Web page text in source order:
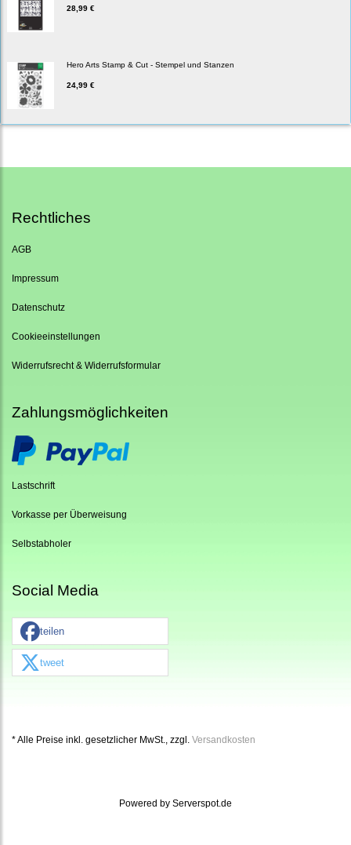
28,99 €
Hero Arts Stamp & Cut - Stempel und Stanzen
24,99 €
Rechtliches
AGB
Impressum
Datenschutz
Cookieeinstellungen
Widerrufsrecht & Widerrufsformular
Zahlungsmöglichkeiten
Lastschrift
Vorkasse per Überweisung
Selbstabholer
Social Media
teilen
tweet
* Alle Preise inkl. gesetzlicher MwSt., zzgl. Versandkosten
Powered by Serverspot.de